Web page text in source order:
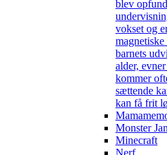
blev
vokset og
barnets
alder,
kommer
sættende
kan få frit
Monster
Minecraft
Nerf